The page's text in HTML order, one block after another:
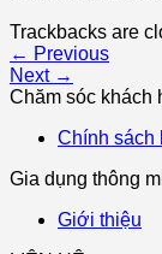
Trackbacks are
← Previous
Next →
Chăm sóc khách
Chính sách
Gia dụng thông
Giới thiệu